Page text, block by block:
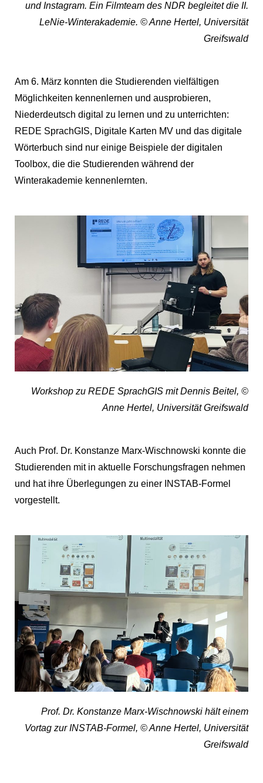
und Instagram. Ein Filmteam des NDR begleitet die II.
LeNie-Winterakademie. © Anne Hertel, Universität
Greifswald
Am 6. März konnten die Studierenden vielfältigen
Möglichkeiten kennenlernen und ausprobieren,
Niederdeutsch digital zu lernen und zu unterrichten:
REDE SprachGIS, Digitale Karten MV und das digitale
Wörterbuch sind nur einige Beispiele der digitalen
Toolbox, die die Studierenden während der
Winterakademie kennenlernten.
Workshop zu REDE SprachGIS mit Dennis Beitel, ©
Anne Hertel, Universität Greifswald
Auch Prof. Dr. Konstanze Marx-Wischnowski konnte die
Studierenden mit in aktuelle Forschungsfragen nehmen
und hat ihre Überlegungen zu einer INSTAB-Formel
vorgestellt.
Prof. Dr. Konstanze Marx-Wischnowski hält einem
Vortag zur INSTAB-Formel, © Anne Hertel, Universität
Greifswald